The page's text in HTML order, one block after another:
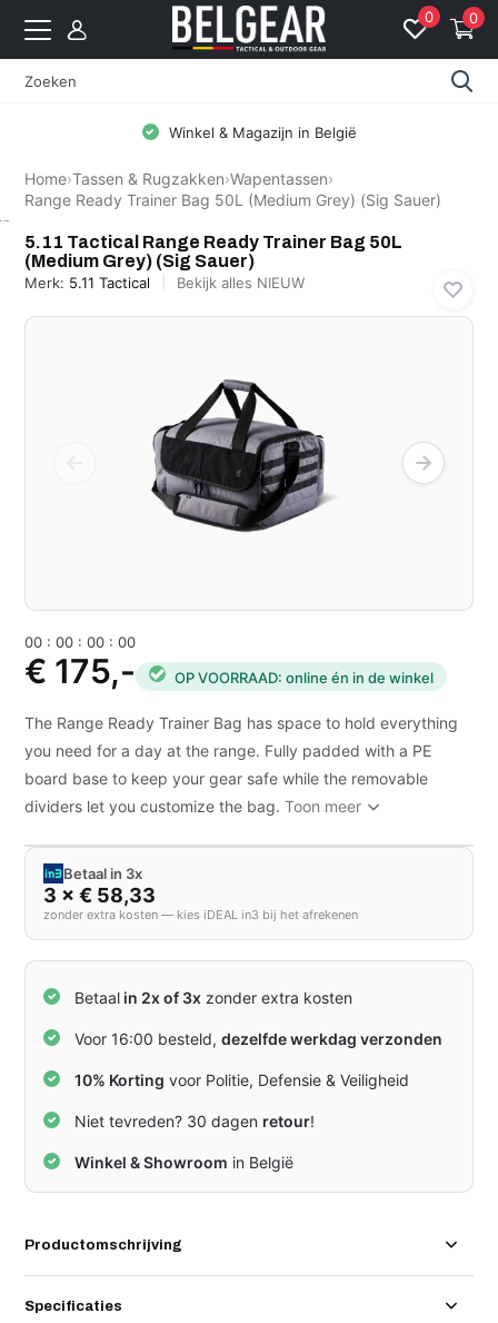
0 0
Winkel & Magazijn in België
Home›Tassen & Rugzakken›Wapentassen›
Range Ready Trainer Bag 50L (Medium Grey) (Sig Sauer)
5.11 Tactical Range Ready Trainer Bag 50L
(Medium Grey) (Sig Sauer)
Merk: 5.11 Tactical Bekijk alles NIEUW
00 :00 :00 :00
€ 175,- OP VOORRAAD: online én in de winkel
The Range Ready Trainer Bag has space to hold everything
you need for a day at the range. Fully padded with a PE
board base to keep your gear safe while the removable
dividers let you customize the bag.Toon meer
Betaal in 3x
3 × € 58,33
zonder extra kosten — kies iDEAL in3 bij het afrekenen
Betaal in 2x of 3x zonder extra kosten
Voor 16:00 besteld,dezelfde werkdag verzonden
10% Korting voor Politie, Defensie & Veiligheid
Niet tevreden? 30 dagen retour!
Winkel & Showroom in België
Productomschrijving
Specificaties